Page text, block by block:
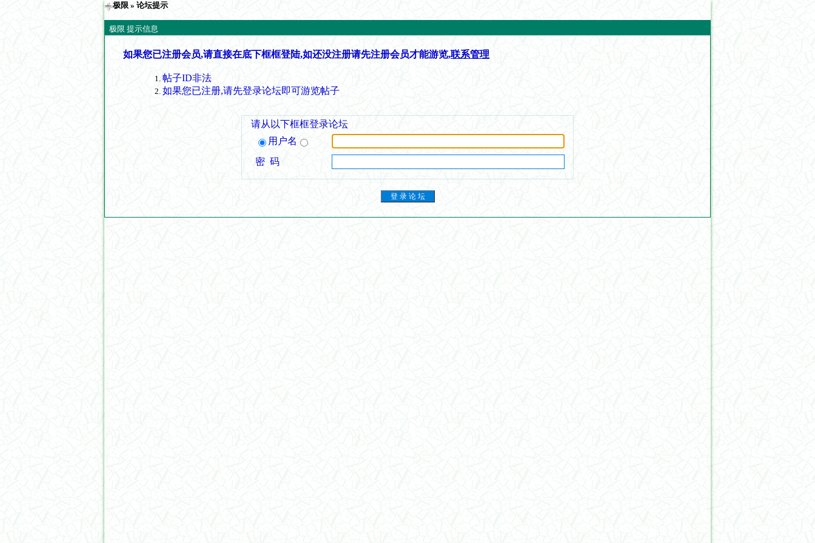
极限 » 论坛提示
极限 提示信息
如果您已注册会员,请直接在底下框框登陆,如还没注册请先注册会员才能游览,联系管理
帖子ID非法
如果您已注册,请先登录论坛即可游览帖子
请从以下框框登录论坛
用户名
密 码